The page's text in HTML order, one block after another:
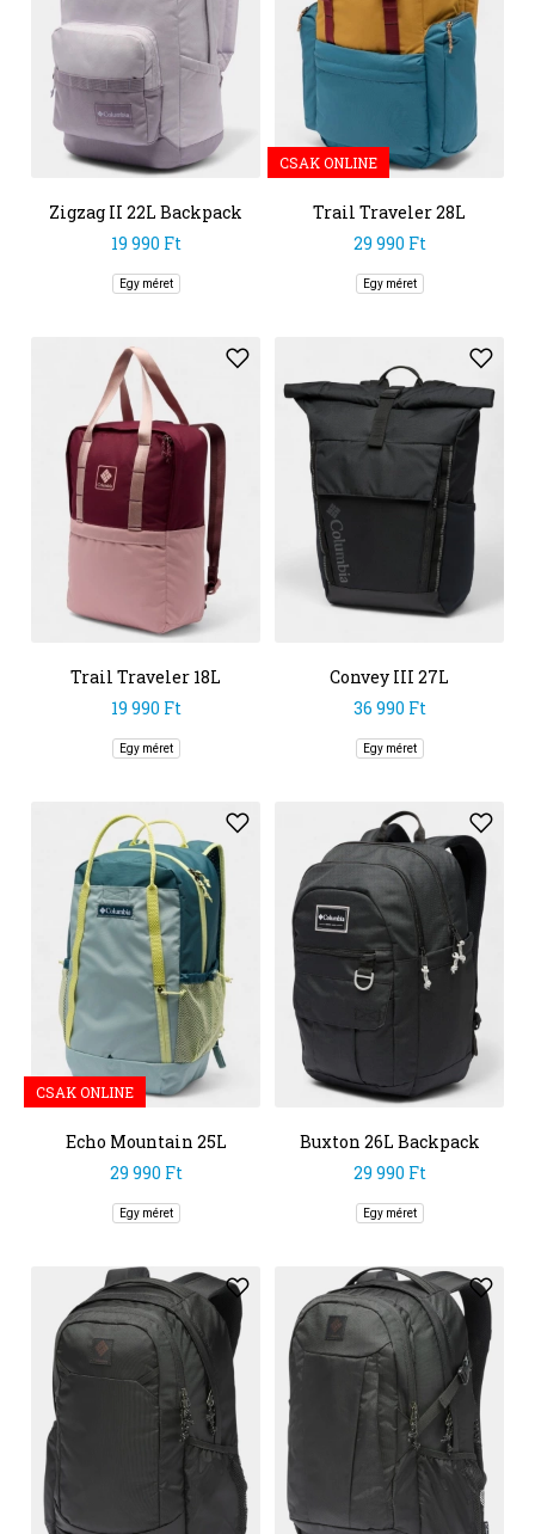
Zigzag II 22L Backpack
19 990 Ft
Egy méret
CSAK ONLINE
Trail Traveler 28L
Rucksack
29 990 Ft
Egy méret
Trail Traveler 18L
Backpack
19 990 Ft
Egy méret
Convey III 27L
36 990 Ft
Egy méret
CSAK ONLINE
Echo Mountain 25L
Backpack
29 990 Ft
Egy méret
Buxton 26L Backpack
29 990 Ft
Egy méret